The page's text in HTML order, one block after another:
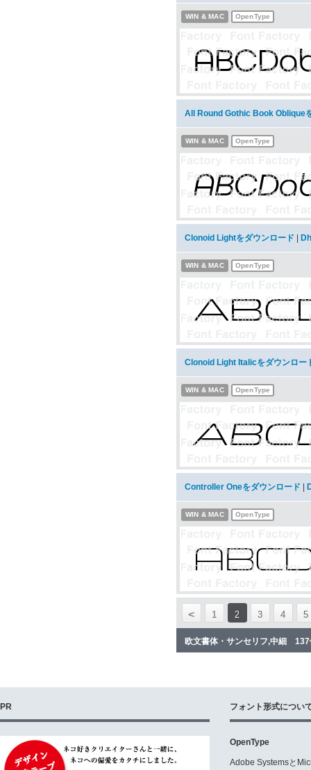
WIN & MAC OpenType
All Round Gothic Book Oblique
WIN & MAC OpenType
Clonoid Lightをダウンロード
WIN & MAC OpenType
Clonoid Light Italicをダウンロー
WIN & MAC OpenType
Controller Oneをダウンロード
WIN & MAC OpenType
< 1 2 3 4 5
欧文書体・サンセリフ,中細 137
PR フォント形式につい
OpenType
Adobe Systemsと